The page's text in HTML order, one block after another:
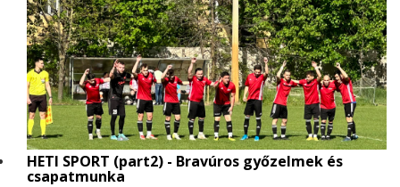
HETI SPORT (part2) - Bravúros győzelmek és
csapatmunka